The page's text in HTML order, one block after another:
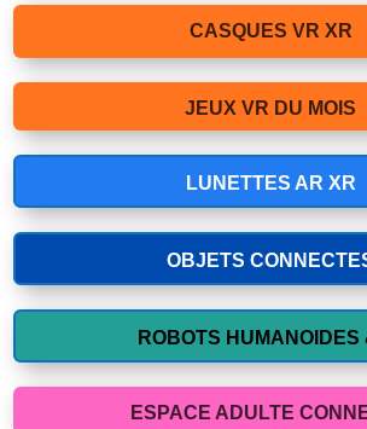
CASQUES VR XR
JEUX VR DU MOIS
LUNETTES AR XR
OBJETS
ROBOTS HUMANOIDES
ESPACE ADULTE